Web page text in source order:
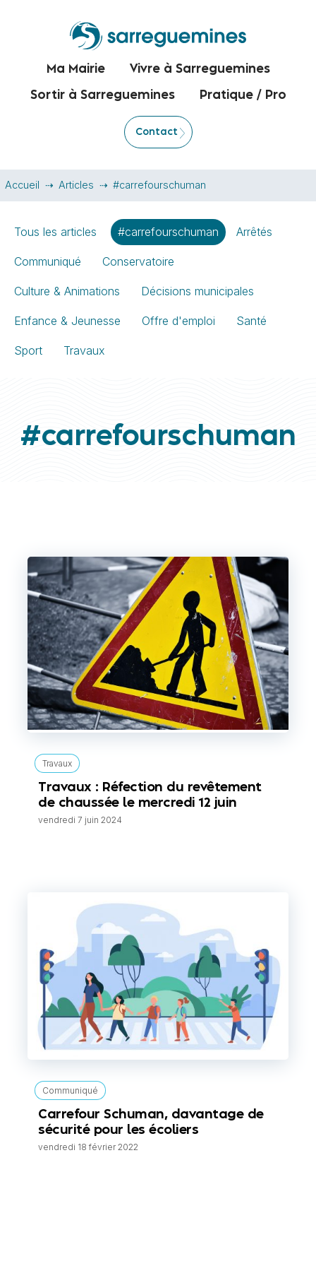
Ma Mairie Vivre à Sarreguemines
Sortir à Sarreguemines Pratique / Pro
Contact
Accueil Articles #carrefourschuman
Tous les articles #carrefourschuman Arrêtés
Communiqué Conservatoire
Culture & Animations Décisions municipales
Enfance & Jeunesse Offre d'emploi Santé
Sport Travaux
#carrefourschuman
Travaux
Travaux : Réfection du revêtement
de chaussée le mercredi 12 juin
vendredi 7 juin 2024
Communiqué
Carrefour Schuman, davantage de
sécurité pour les écoliers
vendredi 18 février 2022